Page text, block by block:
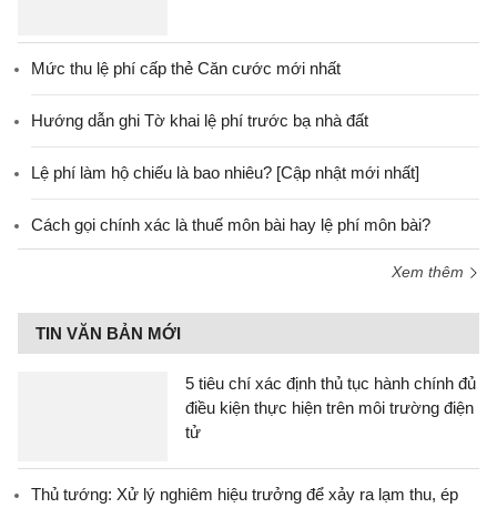
Mức thu lệ phí cấp thẻ Căn cước mới nhất
Hướng dẫn ghi Tờ khai lệ phí trước bạ nhà đất
Lệ phí làm hộ chiếu là bao nhiêu? [Cập nhật mới nhất]
Cách gọi chính xác là thuế môn bài hay lệ phí môn bài?
Xem thêm
TIN VĂN BẢN MỚI
5 tiêu chí xác định thủ tục hành chính đủ
điều kiện thực hiện trên môi trường điện
tử
Thủ tướng: Xử lý nghiêm hiệu trưởng để xảy ra lạm thu, ép